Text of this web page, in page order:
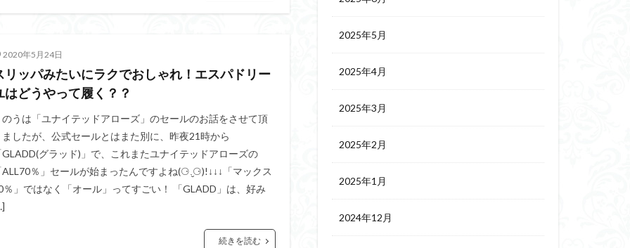
2020年5月24日
リッパみたいにラクでおしゃれ！エスパドリー
はどうやって履く？？
のうは「ユナイテッドアローズ」のセールのお話をさせて頂
ましたが、公式セールとはまた別に、昨夜21時から
GLADD(グラッド)」で、これまたユナイテッドアローズの
ALL70％」セールが始まったんですよね(⚆.̮⚆)!↓↓↓「マックス
％」ではなく「オール」ってすごい！ 「GLADD」は、好み
続きを読む
2025年5月
2025年4月
2025年3月
2025年2月
2025年1月
2024年12月